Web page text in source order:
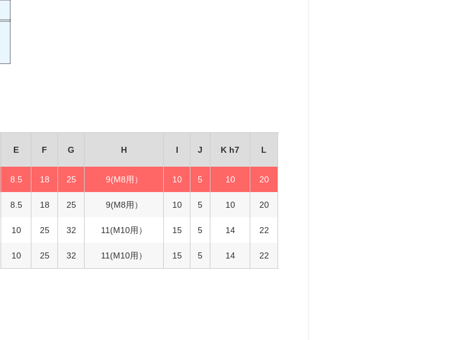
E F G H I J K h7 L
8.5 18 25 9(M8用） 10 5 10 20
8.5 18 25 9(M8用） 10 5 10 20
10 25 32 11(M10用） 15 5 14 22
10 25 32 11(M10用） 15 5 14 22